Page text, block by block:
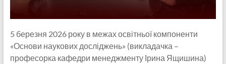
5 березня 2026 року в межах освітньої компоненти
«Основи наукових досліджень» (викладачка –
професорка кафедри менеджменту Ірина Ящишина)